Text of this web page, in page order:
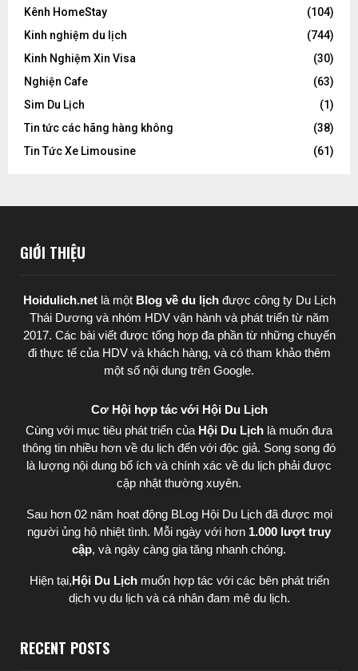
Kênh HomeStay
(104)
Kinh nghiệm du lịch
(744)
Kinh Nghiệm Xin Visa
(30)
Nghiện Cafe
(63)
Sim Du Lịch
(1)
Tin tức các hãng hàng không
(38)
Tin Tức Xe Limousine
(61)
GIỚI THIỆU
Hoidulich.net là một Blog về du lịchđược công ty Du Lịch
Thái Dươngvà nhóm HDV vận hành và phát triển từ năm
2017. Các bài viết được tổng hợp đa phần từ những chuyến
đi thực tế của HDV và khách hàng, và có tham khảo thêm
một số nội dung trên Google.
Cơ Hội hợp tác với Hội Du Lịch
Cùng với mục tiêu phát triển của Hội Du Lịch là muốn đưa
thông tin nhiều hơn về du lịch đến với độc giả. Song song đó
là lượng nội dung bổ ích và chính xác về du lịch phải được
cập nhật thường xuyên.
Sau hơn 02 năm hoạt động BLog Hội Du Lịch đã được mọi
người ủng hộ nhiệt tình. Mỗi ngày với hơn 1.000 lượt truy
cập, và ngày càng gia tăng nhanh chóng.
Hiện tại,Hội Du Lịch muốn hợp tác với các bên phát triển
dịch vụ du lịch và cá nhân đam mê du lịch.
RECENT POSTS